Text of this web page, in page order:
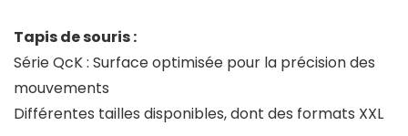
Tapis de souris :
Série QcK : Surface optimisée pour la précision des
mouvements
Différentes tailles disponibles, dont des formats XXL